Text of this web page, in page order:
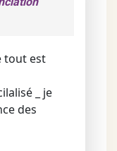
tout est
_ je
des